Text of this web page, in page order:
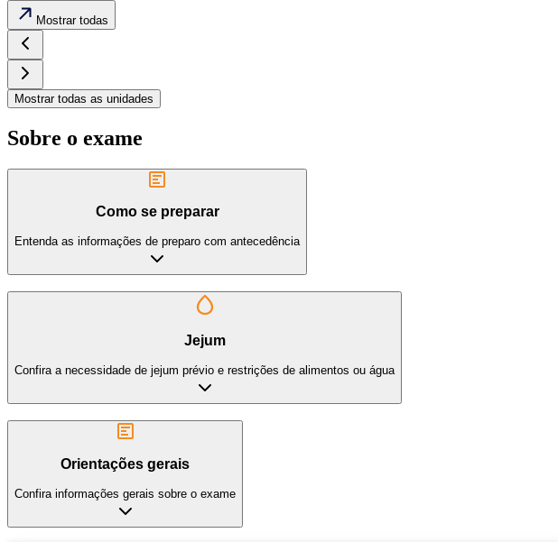
Mostrar todas
Mostrar todas as unidades
Sobre o exame
Como se preparar
Entenda as informações de preparo com antecedência
Jejum
Confira a necessidade de jejum prévio e restrições de alimentos ou água
Orientações gerais
Confira informações gerais sobre o exame